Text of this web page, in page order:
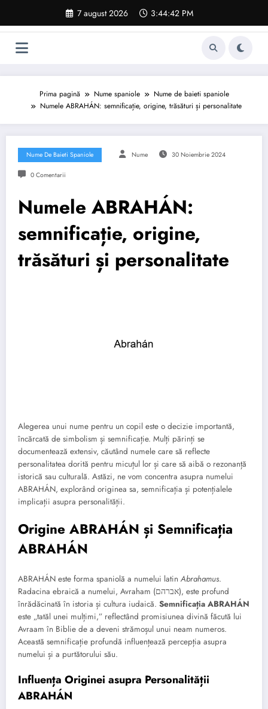
conținut
7 august 2026 3:44:43 PM
Prima pagină Nume spaniole
Nume de baieti spaniole
Numele ABRAHÁN: semnificație, origine, trăsături și personalitate
Nume De Baieti Spaniole Nume 30 Noiembrie 2024
0 Comentarii
Numele ABRAHÁN:
semnificație, origine,
trăsături și personalitate
Alegerea unui nume pentru un copil este o decizie importantă,
încărcată de simbolism și semnificație. Mulți părinți se
documentează extensiv, căutând numele care să reflecte
personalitatea dorită pentru micuțul lor și care să aibă o rezonanță
istorică sau culturală. Astăzi, ne vom concentra asupra numelui
ABRAHÁN, explorând originea sa, semnificația și potențialele
implicații asupra personalității.
Origine ABRAHÁN și Semnificația
ABRAHÁN
ABRAHÁN este forma spaniolă a numelui latin Abrahamus.
Radacina ebraică a numelui, Avraham (אברהם), este profund
înrădăcinată în istoria și cultura iudaică. Semnificația ABRAHÁN
este „tatăl unei mulțimi,” reflectând promisiunea divină făcută lui
Avraam în Biblie de a deveni strămoșul unui neam numeros.
Această semnificație profundă influențează percepția asupra
numelui și a purtătorului său.
Influența Originei asupra Personalității
ABRAHÁN